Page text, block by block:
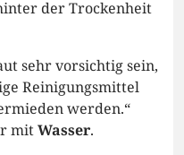
der Trockenheit
sehr vorsichtig sein,
Reinigungsmittel
werden.“
mitWasser.